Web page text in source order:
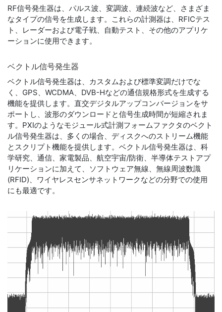
RF信号発生器は、パルス波、変調波、連続波など、さまざま
なタイプの信号を生成します。これらの計測器は、RFICテス
ト、レーダーおよび電子戦、自動テスト、その他のアプリケ
ーションに使用できます。
ベクトル信号発生器
ベクトル信号発生器は、カスタムおよび標準変調だけでな
く、GPS、WCDMA、DVB-Hなどの通信規格形式を生成する
機能を提供します。直交デジタルアップコンバージョンをサ
ポートし、波形のダウンロードと信号生成時間が短縮されま
す。PXIのようなモジュール式計測フォームファクタのベクト
ル信号発生器は、多くの場合、ディスクへのストリーム機能
とスクリプト機能を提供します。ベクトル信号発生器は、科
学研究、通信、家電製品、航空宇宙/防衛、半導体テストアプ
リケーションに加えて、ソフトウェア無線、無線周波数識
(RFID)、ワイヤレスセンサネットワークなどの分野での使用
にも最適です。